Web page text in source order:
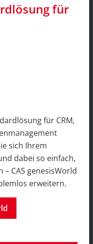
für
für CRM,
sich Ihrem
dabei so einfach,
CAS genesisWorld
erweitern.